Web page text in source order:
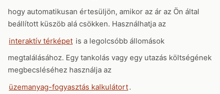
hogy automatikusan értesüljön, amikor az ár az Ön által
beállított küszöb alá csökken. Használhatja az
interaktív térképet is a legolcsóbb állomások
megtalálásához. Egy tankolás vagy egy utazás költségének
megbecsléséhez használja az
üzemanyag-fogyasztás kalkulátort.